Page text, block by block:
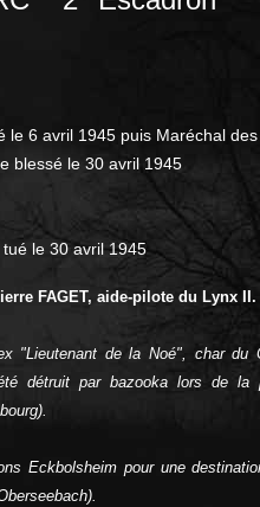
6 avril 1945 puis Maréchal
blessé le 30 avril 1945
le 30 avril 1945
FAGET, aide-pilote du Lynx II.
"Lieutenant de la Noé", char
détruit par bazooka lors de
Eckbolsheim pour une